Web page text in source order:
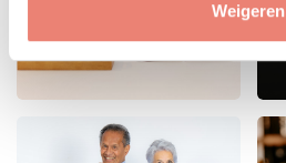
Weigeren